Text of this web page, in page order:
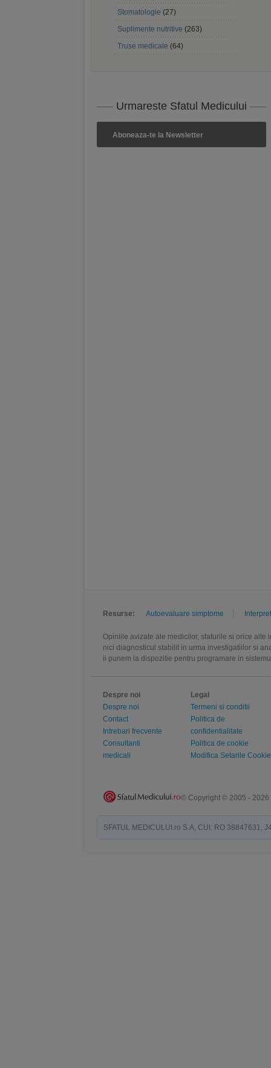
Stomatologie (27)
Suplimente nutritive (263)
Truse medicale (64)
Urmareste Sfatul Medicului
Aboneaza-te la Newsletter
Resurse: Autoevaluare simptome
Opiniile avizate ale medicilor, sfaturile si orice
nici diagnosticul stabilit in urma investigatiilor si
ii punem la dispozitie pentru programare in
Despre noi
Despre noi
Contact
Intrebari frecvente
Consultanti
medicali
Legal
Termeni si conditii
Politica de
confidentialitate
Politica de cookie
Modifica Setarile Cookie
© Copyright © 2005 - 2026
SFATUL MEDICULUI.ro S.A, CUI: RO 38847631,